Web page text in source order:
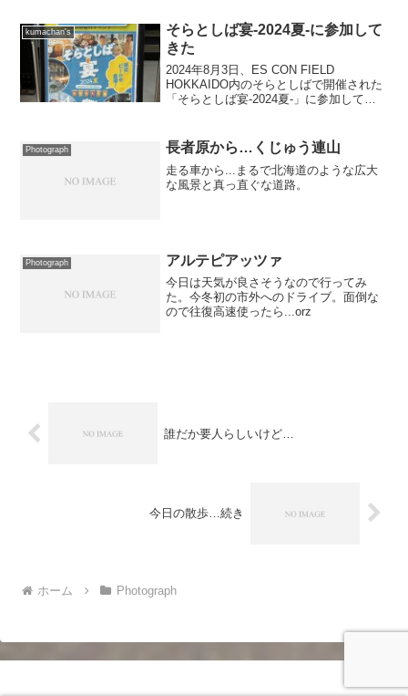
ハムエッグモーニングが美味...
kumachan's
そらとしば宴-2024夏-に参加して
きた
2024年8月3日、ES CON FIELD
HOKKAIDO内のそらとしばで開催された
「そらとしば宴-2024夏-」に参加してき
ケットを取れず（開始1分で完売だった...
Photograph 長者原から…くじゅう連山
走る車から...まるで北海道のような広大
な風景と真っ直ぐな道路。
Photograph アルテピアッツァ
今日は天気が良さそうなので行ってみ
た。今冬初の市外へのドライブ。面倒な
ので往復高速使ったら...orz
誰だか要人らしいけど…
今日の散歩…続き
ホーム Photograph